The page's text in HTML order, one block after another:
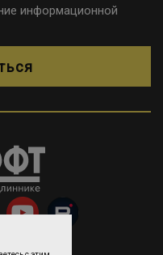
информационной